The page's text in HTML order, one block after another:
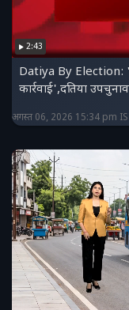
2:43
Datiya By Election:
कार्रवाई',दतिया
अगस्त 06, 2026 15:34 pm